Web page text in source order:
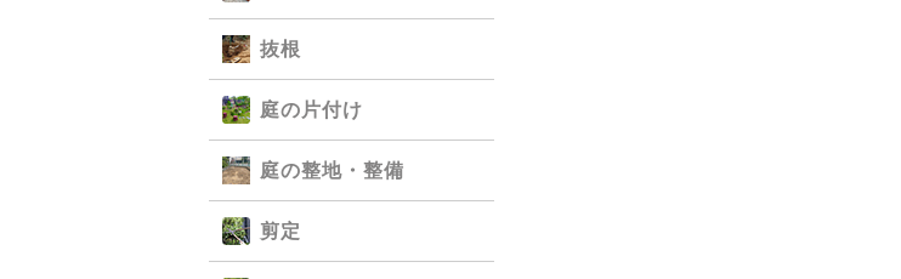
抜根
庭の⽚付け
庭の整地・整備
剪定